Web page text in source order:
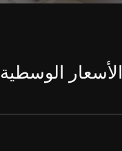
الأسعار الوسطية